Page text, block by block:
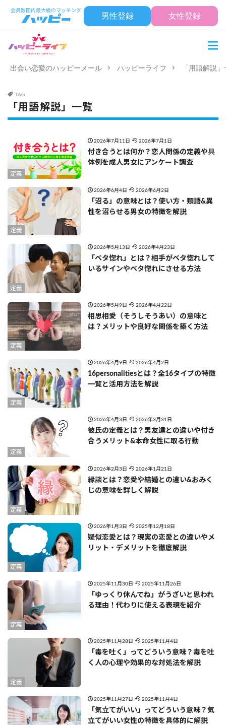
男性登録 女性登録
出会い恋愛のハッピーメール ハッピーライフ 「用語解説
TAG
「用語解説」一覧
定義
2026年7月11日 2026年7月1日
付き合うとは何か？恋人関係の定義や具
体例を成人男女にアンケート調査
定義
2026年6月4日 2026年6月2日
「沼る」の意味とは？使い方・類語&異
性を沼らせる男女の特徴を解説
定義
2026年5月13日 2026年4月23日
「ベタ惚れ」とは？相手がベタ惚れして
いるサインやベタ惚れにさせる方法
定義
2026年5月9日 2026年4月22日
相思相愛（そうしそうあい）の意味と
は？メリットや良好な関係を築く方法
定義
2026年4月9日 2026年4月2日
16personalitiesとは？全16タイプの特徴
一覧と活用方法を解説
定義
2026年4月3日 2026年3月31日
彼氏の定義とは？男友達との違いや付き
合うメリット&本命女性に取る行動
定義
2026年2月3日 2026年1月21日
縁談とは？恋愛や結婚との違い&おみく
じの意味を詳しく解説
定義
2026年1月3日 2025年12月18日
疑似恋愛とは？現実の恋愛との違いやメ
リット・デメリットを徹底解説
定義
2025年11月30日 2025年11月26日
「ゆっくり休んでね」がうざいと思われ
る理由！代わりに使える表現を紹介
定義
2025年11月28日 2025年11月4日
「毒を吐く」ってどういう意味？毒を吐
く人の心理や効果的な対処法を解説
2025年11月27日 2025年11月4日
「気立てがいい」ってどういう意味？気
立てがいい女性の特徴を具体的に解説